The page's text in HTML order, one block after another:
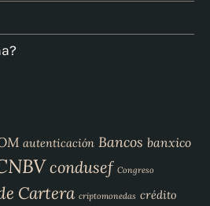
autenticación Bancos banxico
condusef Congreso
Cartera criptomonedas crédito